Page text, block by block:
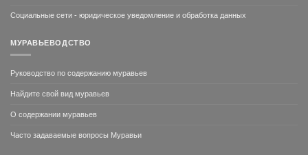
Социальные сети - юридическое уведомление и обработка данных
МУРАВЬЕВОДСТВО
Руководство по содержанию муравьев
Найдите свой вид муравьев
О содержании муравьев
Часто задаваемые вопросы Муравьи